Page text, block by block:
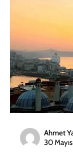
Ahmet
30